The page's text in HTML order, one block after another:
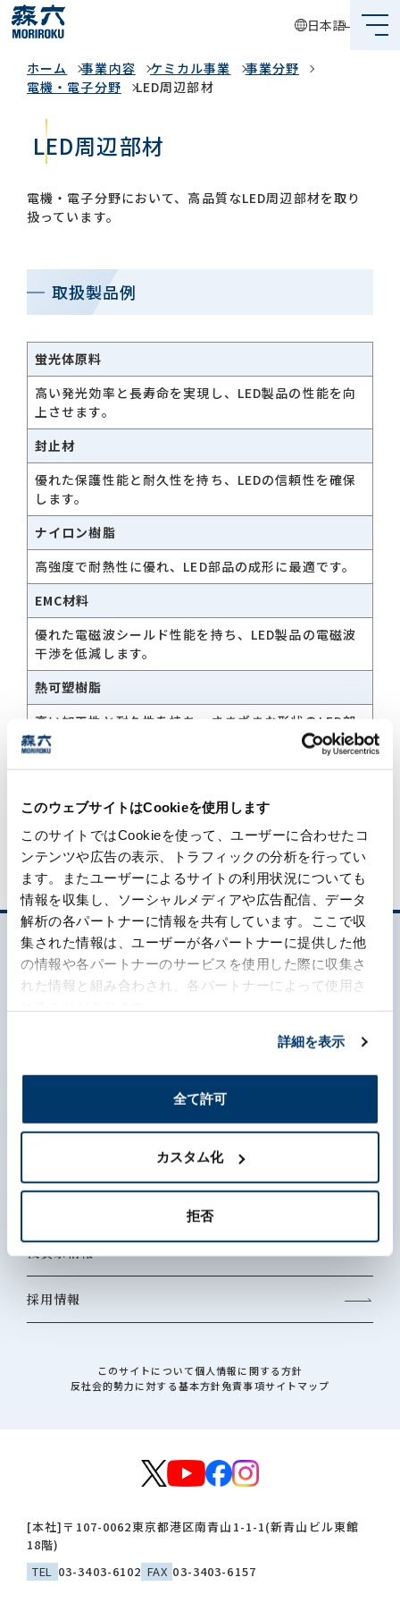
このウェブサイトはCookieを使用します
このサイトではCookieを使って、ユーザーに合わせたコ
ンテンツや広告の表示、トラフィックの分析を行ってい
ます。またユーザーによるサイトの利用状況についても
情報を収集し、ソーシャルメディアや広告配信、データ
解析の各パートナーに情報を共有しています。ここで収
集された情報は、ユーザーが各パートナーに提供した他
の情報や各パートナーのサービスを使用した際に収集さ
れた情報と組み合わされ、各パートナーによって使用さ
詳細を表示
全て許可
カスタム化
拒否
日本語
森六って何？
企業情報
事業内容
サステナビリティ
採用情報
グローバルネットワーク
お問い合わせ一覧
おすすめキーワード
#会社概要
#森六って何？
#グローバルネットワーク
#ダイバーシティ＆インクルージョン
#統合報告書
ホーム 事業内容 ケミカル事業
事業分野
電機・電子分野
LED周辺部材
LED周辺部材
電機・電子分野において、高品質なLED周辺部材を取り
扱っています。
取扱製品例
蛍光体原料
高い発光効率と長寿命を実現し、LED製品の性能を向
上させます。
封止材
優れた保護性能と耐久性を持ち、LEDの信頼性を確保
します。
ナイロン樹脂
高強度で耐熱性に優れ、LED部品の成形に最適です。
EMC材料
優れた電磁波シールド性能を持ち、LED製品の電磁波
干渉を低減します。
熱可塑樹脂
高い加工性と耐久性を持ち、さまざまな形状のLED部
品に対応可能です。
ケミカル事業に関するお問い合わせ
[本社] 〒107-0062東京都港区南青山1-1-1(新青山ビル東館
18階)
TEL 03-3403-6102 FAX 03-3403-6157
投資家情報
採用情報
このサイトについて個人情報に関する方針
反社会的勢力に対する基本方針免責事項サイトマップ